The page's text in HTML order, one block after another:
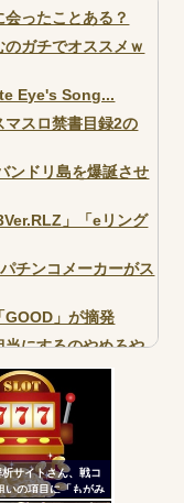
ったことある？
のガチでオススメｗ
Eye's Song...
マスロ禁書目録2の
ンドリ島を爆誕させ
」「eリング
チンコメーカーがス
GOOD」が摘発
当にするのやめろや
ードを握り潰し
の人生どれくらい
い出ｗｗｗ
析サイトさん、戦コ
いの項目に「もがみ